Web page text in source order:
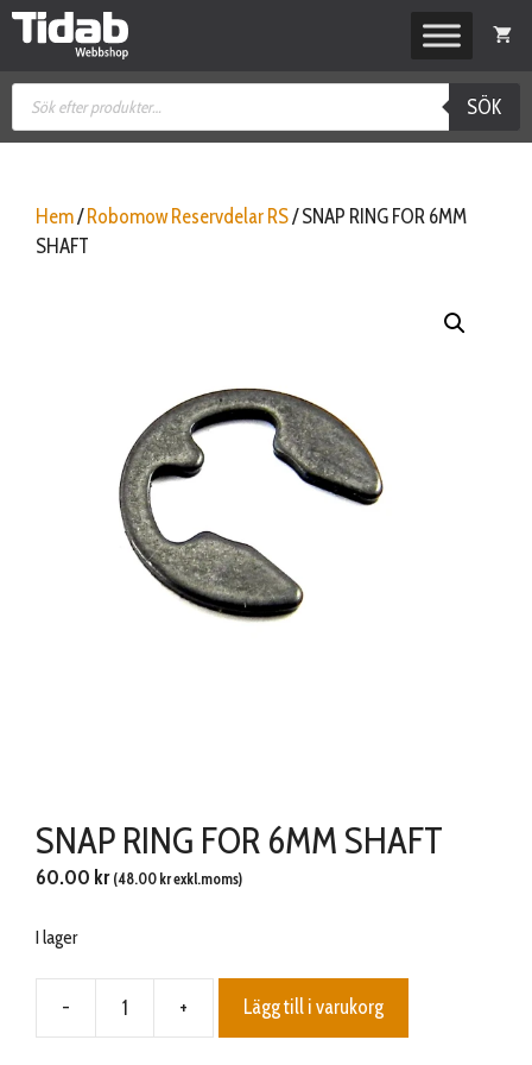
Hoppa
Produktsökning
SÖK
Hem/ Robomow Reservdelar RS/ SNAP RING FOR 6MM
SHAFT
SNAP RING FOR 6MM SHAFT
60.00 kr (48.00 krexkl.moms)
I lager
-
SNAP
+ Lägg till i varukorg